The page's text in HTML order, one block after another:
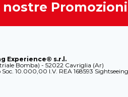
Promozioni
Experience® s.r.l.
Bomba) - 52022 Cavriglia (Ar)
Soc. 10.000,00 I.V. REA 168593 Sightseeing